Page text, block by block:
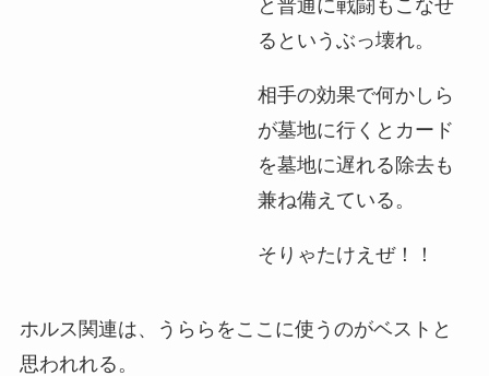
と普通に戦闘もこなせ
るというぶっ壊れ。
相手の効果で何かしら
が墓地に行くとカード
を墓地に遅れる除去も
兼ね備えている。
そりゃたけえぜ！！
ホルス関連は、うららをここに使うのがベストと
思われれる。